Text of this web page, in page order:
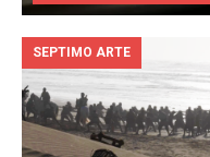
COMENTARIOS DESACTIVADOS
SEPTIMO ARTE